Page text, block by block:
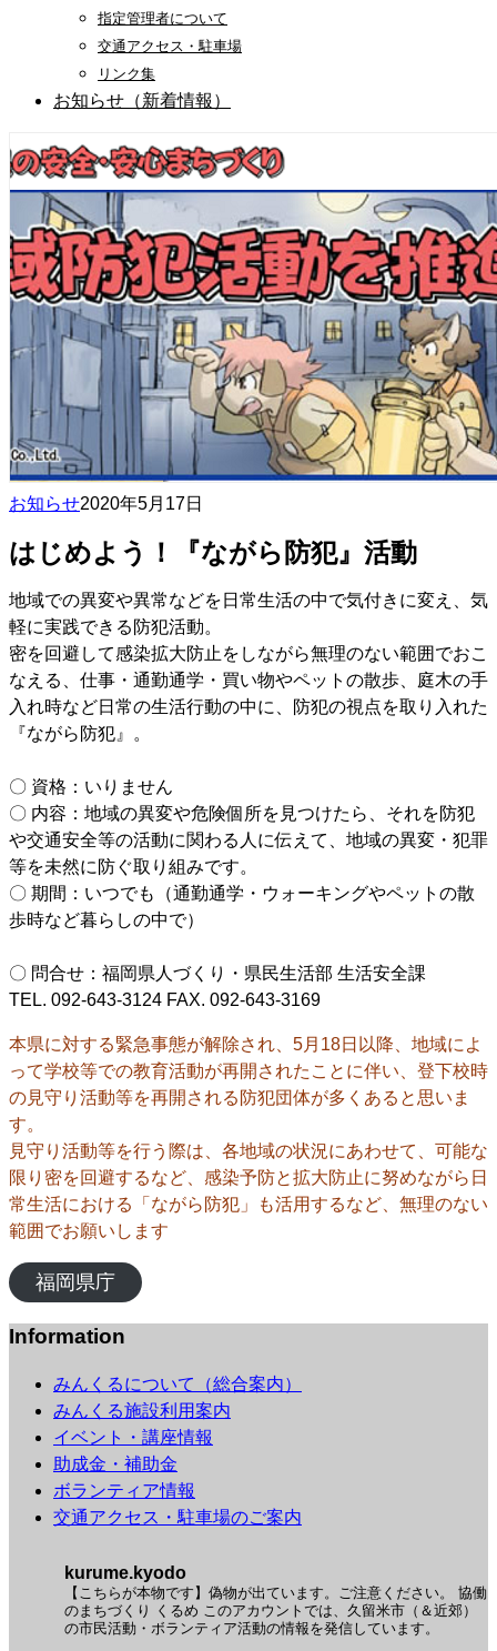
指定管理者について
交通アクセス・駐車場
リンク集
お知らせ（新着情報）
お知らせ2020年5月17日
はじめよう！『ながら防犯』活動
地域での異変や異常などを日常生活の中で気付きに変え、気
軽に実践できる防犯活動。
密を回避して感染拡大防止をしながら無理のない範囲でおこ
なえる、仕事・通勤通学・買い物やペットの散歩、庭木の手
入れ時など日常の生活行動の中に、防犯の視点を取り入れた
『ながら防犯』。
〇 資格：いりません
〇 内容：地域の異変や危険個所を見つけたら、それを防犯
や交通安全等の活動に関わる人に伝えて、地域の異変・犯罪
等を未然に防ぐ取り組みです。
〇 期間：いつでも（通勤通学・ウォーキングやペットの散
歩時など暮らしの中で）
〇 問合せ：福岡県人づくり・県民生活部 生活安全課
TEL. 092-643-3124 FAX. 092-643-3169
本県に対する緊急事態が解除され、5月18日以降、地域によ
って学校等での教育活動が再開されたことに伴い、登下校時
の見守り活動等を再開される防犯団体が多くあると思いま
す。
見守り活動等を行う際は、各地域の状況にあわせて、可能な
限り密を回避するなど、感染予防と拡大防止に努めながら日
常生活における「ながら防犯」も活用するなど、無理のない
範囲でお願いします
福岡県庁
Information
みんくるについて（総合案内）
みんくる施設利用案内
イベント・講座情報
助成金・補助金
ボランティア情報
交通アクセス・駐車場のご案内
kurume.kyodo
【こちらが本物です】偽物が出ています。ご注意ください。
協働
のまちづくり くるめ このアカウントでは、久留米市（＆近郊）
の市民活動・ボランティア活動の情報を発信しています。